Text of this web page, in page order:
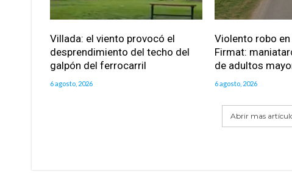
Villada: el viento provocó el
desprendimiento del techo del
galpón del ferrocarril
6 agosto, 2026
Violento robo
Firmat:
de adultos
6 agosto, 2026
Abrir mas